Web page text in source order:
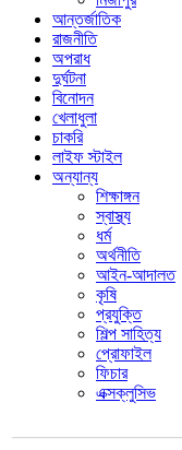
আন্তর্জাতিক
রাজনীতি
অপরাধ
দুর্ঘটনা
বিনোদন
খেলাধুলা
চাকরি
লাইফ স্টাইল
অন্যান্য
শিক্ষাঙ্গন
স্বাস্থ্য
ধর্ম
অর্থনীতি
আইন-আদালত
কৃষি
প্রযুক্তি
শিল্প সাহিত্য
প্রোফাইল
ফিচার
এক্সক্লুসিভ